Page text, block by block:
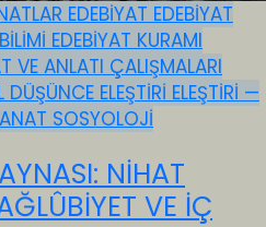
EDEBİYAT EDEBİYAT
EDEBİYAT KURAMI
VE ANLATI ÇALIŞMALARI
DÜŞÜNCE ELEŞTİRİ ELEŞTİRİ —
SOSYOLOJİ
NİHAT
VE İÇ